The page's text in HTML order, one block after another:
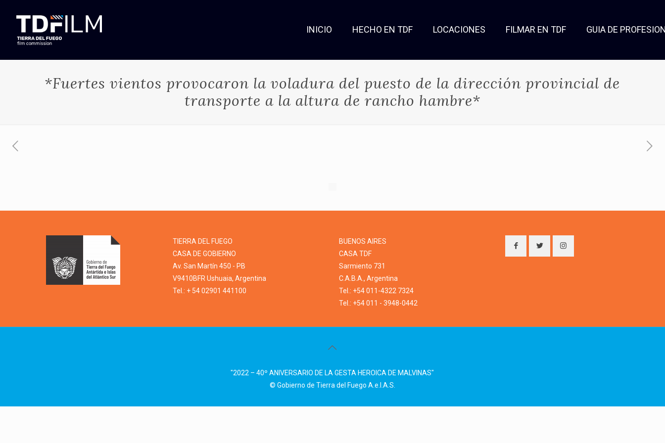
INICIO HECHO EN TDF LOCACIONES FILMAR EN TDF GUIA DE
*Fuertes vientos provocaron la voladura del puesto de la dirección provincial de
transporte a la altura de rancho hambre*
TIERRA DEL FUEGO
CASA DE GOBIERNO
Av. San Martín 450 - PB
V9410BFR Ushuaia, Argentina
Tel.: + 54 02901 441100
BUENOS AIRES
CASA TDF
Sarmiento 731
C.A.B.A., Argentina
Tel.: +54 011-4322 7324
Tel.: +54 011 - 3948-0442
"2022 – 40º ANIVERSARIO DE LA GESTA HEROICA DE MALVINAS"
© Gobierno de Tierra del Fuego A.e.I.A.S.